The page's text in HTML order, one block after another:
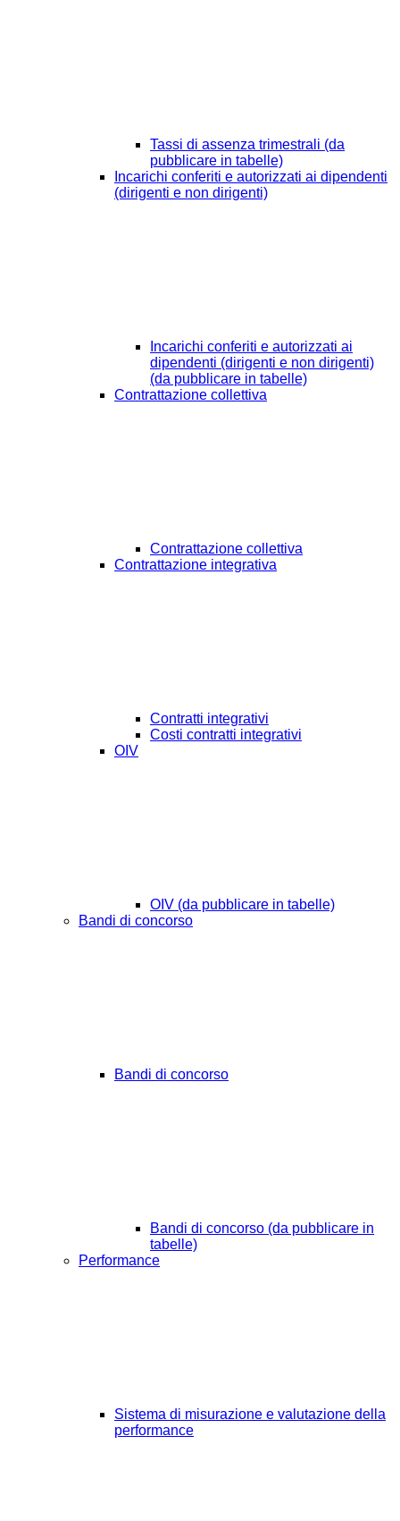
Tassi di assenza trimestrali (da
pubblicare in tabelle)
Incarichi conferiti e autorizzati ai dipendenti
(dirigenti e non dirigenti)
Incarichi conferiti e autorizzati ai
dipendenti (dirigenti e non dirigenti)
(da pubblicare in tabelle)
Contrattazione collettiva
Contrattazione collettiva
Contrattazione integrativa
Contratti integrativi
Costi contratti integrativi
OIV
OIV (da pubblicare in tabelle)
Bandi di concorso
Bandi di concorso
Bandi di concorso (da pubblicare in
tabelle)
Performance
Sistema di misurazione e valutazione della
performance